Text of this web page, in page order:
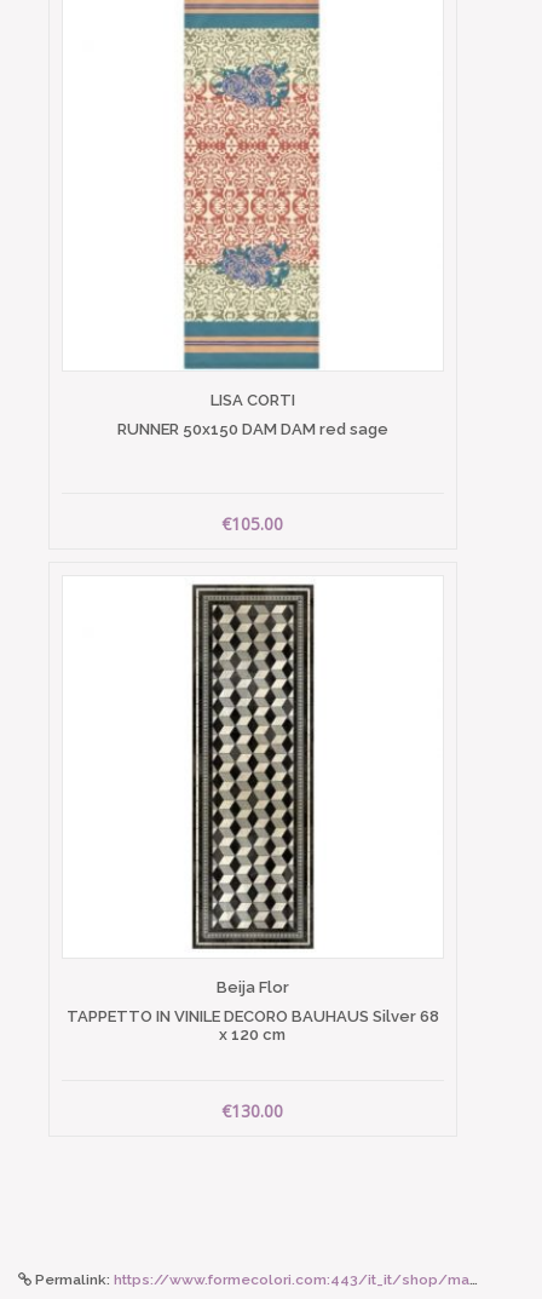
LISA CORTI
RUNNER 50x150 DAM DAM red sage
€105.00
Beija Flor
TAPPETTO IN VINILE DECORO BAUHAUS Silver 68
x 120 cm
€130.00
Permalink: https://www.formecolori.com:443/it_it/shop/maman_et_sophie/anelli_con_lettera/maman_et_sophie_anello_regolabile_con_lettera_v/6601